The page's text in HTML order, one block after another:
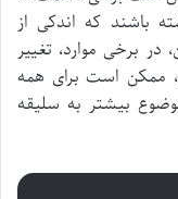
که اندکی از
در برخی موارد، تغییر
ممکن است برای همه
بیشتر به سلیقه